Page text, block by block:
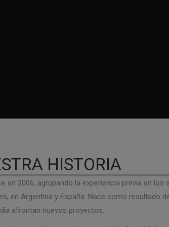
HISTORIA
en 2006, agrupando la experiencia previa en
en Argentina y España. Nace como resultado
afrontan nuevos proyectos.